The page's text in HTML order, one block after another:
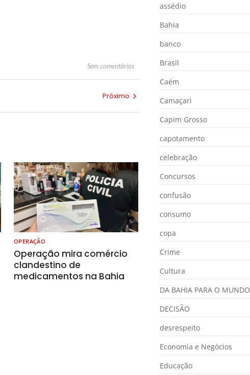
Sem comentários
Próximo
OPERAÇÃO
Operação mira comércio
clandestino de
medicamentos na Bahia
assédio
Bahia
banco
Brasil
Caém
Camaçari
Capim Grosso
capotamento
celebração
Concursos
confusão
consumo
copa
Crime
Cultura
DA BAHIA PARA O MUNDO
DECISÃO
desrespeito
Economia e Negócios
Educação